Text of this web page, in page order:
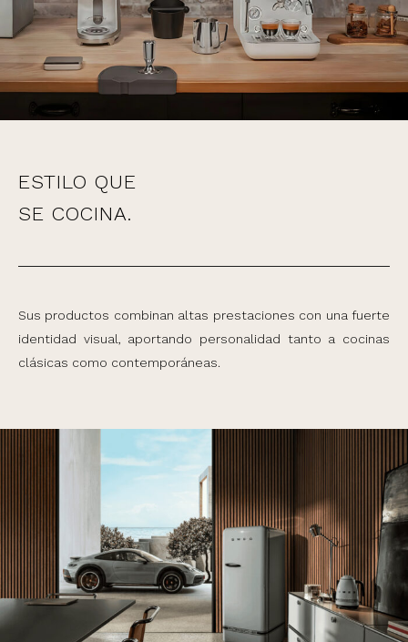
ESTILO QUE
SE COCINA.
Sus productos combinan altas prestaciones con una fuerte
identidad visual, aportando personalidad tanto a cocinas
clásicas como contemporáneas.